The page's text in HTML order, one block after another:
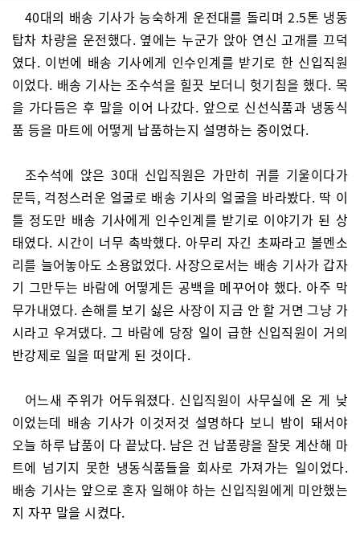
40대의 배송 기사가 능숙하게 운전대를 돌리며 2.5톤 냉동
탑차 차량을 운전했다. 옆에는 누군가 앉아 연신 고개를 끄덕
였다. 이번에 배송 기사에게 인수인계를 받기로 한 신입직원
이었다. 배송 기사는 조수석을 힐끗 보더니 헛기침을 했다. 목
을 가다듬은 후 말을 이어 나갔다. 앞으로 신선식품과 냉동식
품 등을 마트에 어떻게 납품하는지 설명하는 중이었다.
조수석에 앉은 30대 신입직원은 가만히 귀를 기울이다가
문득, 걱정스러운 얼굴로 배송 기사의 얼굴을 바라봤다. 딱 이
틀 정도만 배송 기사에게 인수인계를 받기로 이야기가 된 상
태였다. 시간이 너무 촉박했다. 아무리 자긴 초짜라고 볼멘소
리를 늘어놓아도 소용없었다. 사장으로서는 배송 기사가 갑자
기 그만두는 바람에 어떻게든 공백을 메꾸어야 했다. 아주 막
무가내였다. 손해를 보기 싫은 사장이 지금 안 할 거면 그냥 가
시라고 우겨댔다. 그 바람에 당장 일이 급한 신입직원이 거의
반강제로 일을 떠맡게 된 것이다.
어느새 주위가 어두워졌다. 신입직원이 사무실에 온 게 낮
이었는데 배송 기사가 이것저것 설명하다 보니 밤이 돼서야
오늘 하루 납품이 다 끝났다. 남은 건 납품량을 잘못 계산해 마
트에 넘기지 못한 냉동식품들을 회사로 가져가는 일이었다.
배송 기사는 앞으로 혼자 일해야 하는 신입직원에게 미안했는
지 자꾸 말을 시켰다.